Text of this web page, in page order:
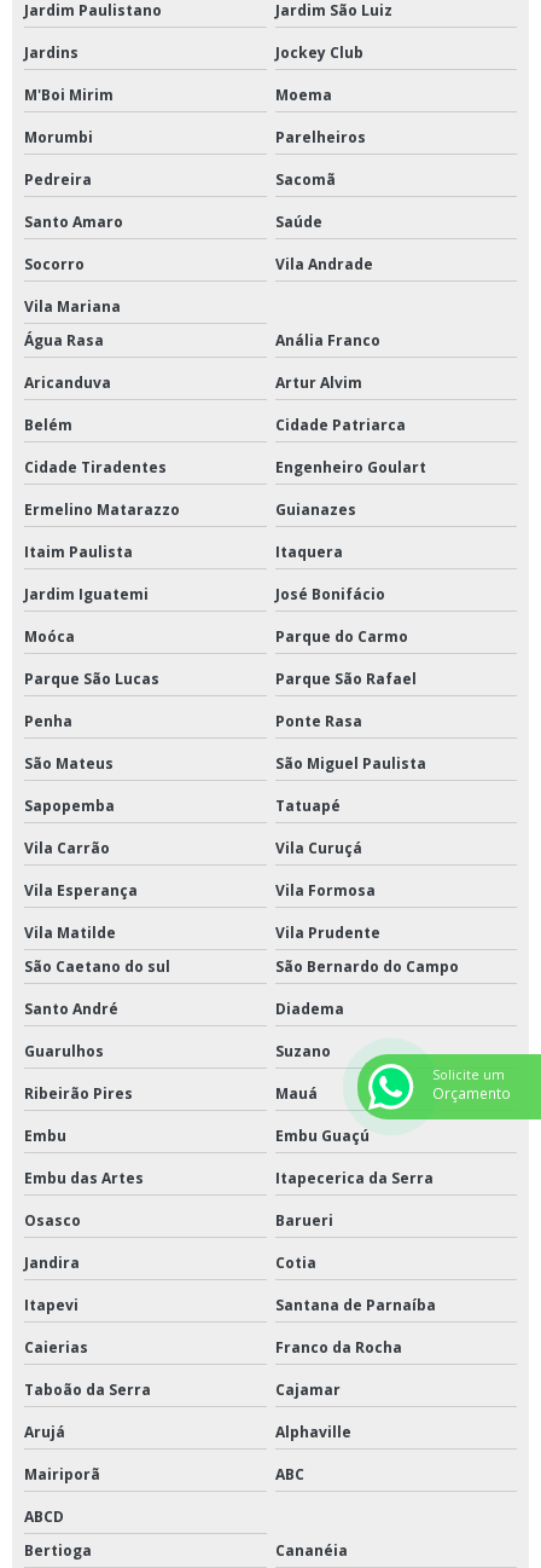
Jardim Paulistano Jardim São Luiz
Jardins Jockey Club
M'Boi Mirim Moema
Morumbi Parelheiros
Pedreira Sacomã
Santo Amaro Saúde
Socorro Vila Andrade
Vila Mariana
Água Rasa
Anália Franco
Aricanduva Artur Alvim
Belém Cidade Patriarca
Cidade Tiradentes Engenheiro Goulart
Ermelino Matarazzo Guianazes
Itaim Paulista Itaquera
Jardim Iguatemi José Bonifácio
Moóca Parque do Carmo
Parque São Lucas Parque São Rafael
Penha Ponte Rasa
São Mateus São Miguel Paulista
Sapopemba Tatuapé
Vila Carrão Vila Curuçá
Vila Esperança Vila Formosa
Vila Matilde
Vila Prudente
São Caetano do sul
São Bernardo do Campo
Santo André Diadema
Guarulhos Suzano
Ribeirão Pires Mauá
Embu Embu Guaçú
Embu das Artes Itapecerica da Serra
Osasco Barueri
Jandira Cotia
Itapevi Santana de Parnaíba
Caierias Franco da Rocha
Taboão da Serra Cajamar
Arujá Alphaville
Mairiporã ABC
ABCD
Bertioga
Cananéia
Solicite um
Orçamento